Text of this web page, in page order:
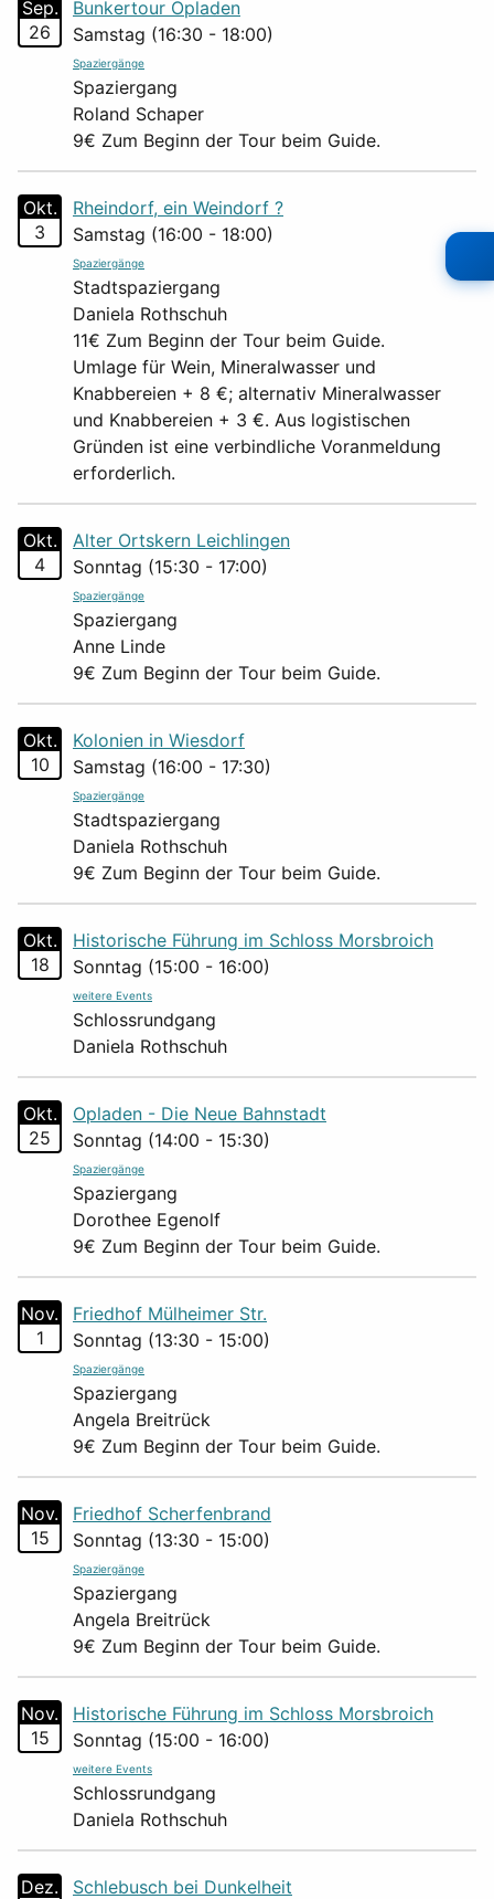
Sep.
26
Bunkertour Opladen
Samstag (16:30 - 18:00)
Spaziergänge
Spaziergang
Roland Schaper
9€ Zum Beginn der Tour beim Guide.
Okt.
3
Rheindorf, ein Weindorf ?
Samstag (16:00 - 18:00)
Spaziergänge
Stadtspaziergang
Daniela Rothschuh
11€ Zum Beginn der Tour beim Guide.
Umlage für Wein, Mineralwasser und
Knabbereien + 8 €; alternativ Mineralwasser
und Knabbereien + 3 €. Aus logistischen
Gründen ist eine verbindliche Voranmeldung
erforderlich.
Okt.
4
Alter Ortskern Leichlingen
Sonntag (15:30 - 17:00)
Spaziergänge
Spaziergang
Anne Linde
9€ Zum Beginn der Tour beim Guide.
Okt.
10
Kolonien in Wiesdorf
Samstag (16:00 - 17:30)
Spaziergänge
Stadtspaziergang
Daniela Rothschuh
9€ Zum Beginn der Tour beim Guide.
Okt.
18
Historische Führung im Schloss Morsbroich
Sonntag (15:00 - 16:00)
weitere Events
Schlossrundgang
Daniela Rothschuh
Okt.
25
Opladen - Die Neue Bahnstadt
Sonntag (14:00 - 15:30)
Spaziergänge
Spaziergang
Dorothee Egenolf
9€ Zum Beginn der Tour beim Guide.
Nov.
1
Friedhof Mülheimer Str.
Sonntag (13:30 - 15:00)
Spaziergänge
Spaziergang
Angela Breitrück
9€ Zum Beginn der Tour beim Guide.
Nov.
15
Friedhof Scherfenbrand
Sonntag (13:30 - 15:00)
Spaziergänge
Spaziergang
Angela Breitrück
9€ Zum Beginn der Tour beim Guide.
Nov.
15
Historische Führung im Schloss Morsbroich
Sonntag (15:00 - 16:00)
weitere Events
Schlossrundgang
Daniela Rothschuh
Dez.
Schlebusch bei Dunkelheit